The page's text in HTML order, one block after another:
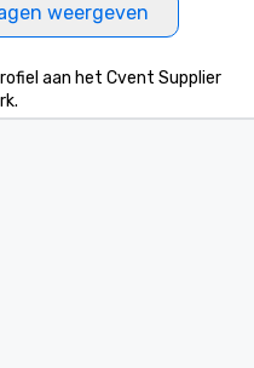
weergeven
aan het Cvent Supplier